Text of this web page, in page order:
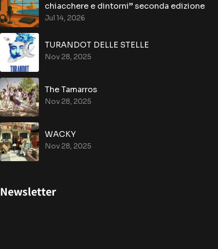
chiacchere e dintorni” seconda edizione
Jul 14, 2026
TURANDOT DELLE STELLE
Nov 28, 2025
The Tamarros
Nov 28, 2025
WACKY
Nov 28, 2025
Newsletter